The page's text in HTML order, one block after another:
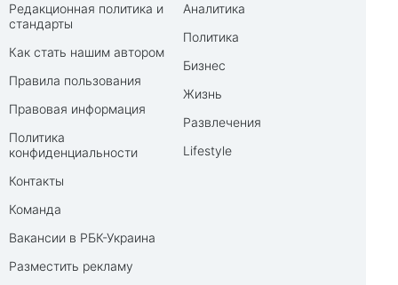
Редакционная политика и
стандарты
Как стать нашим автором
Правила пользования
Правовая информация
Политика
конфиденциальности
Контакты
Команда
Вакансии в РБК-Украина
Разместить рекламу
Аналитика
Политика
Бизнес
Жизнь
Развлечения
Lifestyle